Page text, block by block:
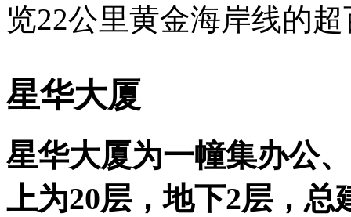
览22公里黄金海岸线的
星华大厦
星华大厦为一幢集办公
上为20层，地下2层，总